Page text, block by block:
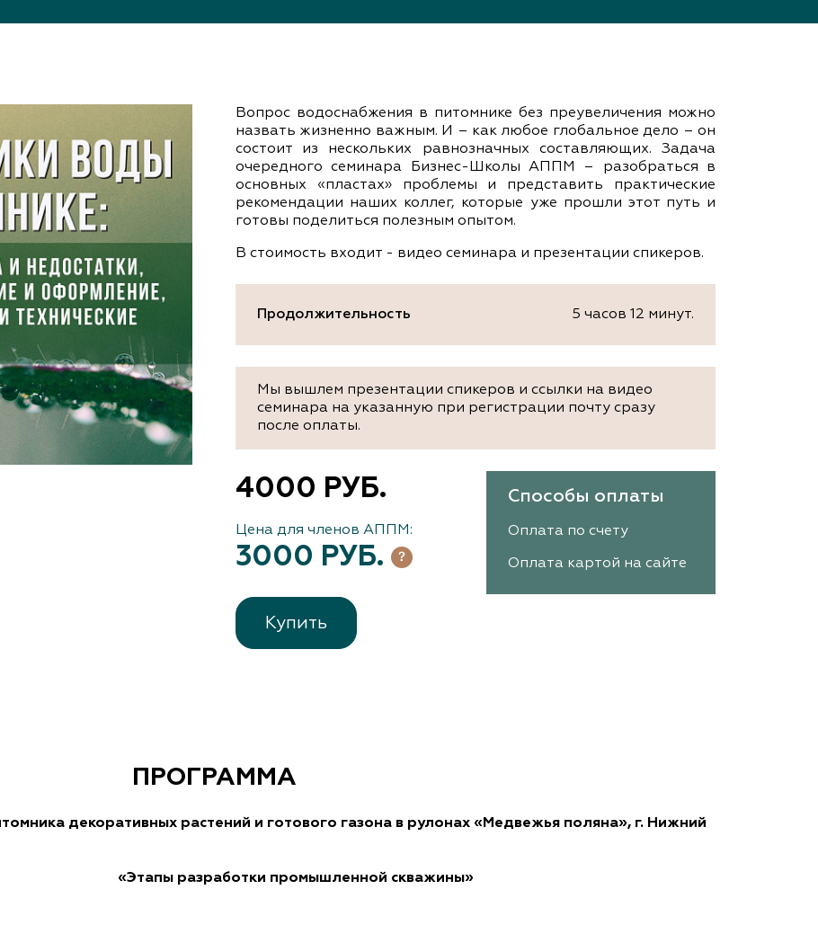
Членам ассоциации
Вопрос водоснабжения в питомнике без преувеличения можно
назвать жизненно важным. И – как любое глобальное дело – он
состоит из нескольких равнозначных составляющих. Задача
очередного семинара Бизнес-Школы АППМ – разобраться в
основных «пластах» проблемы и представить практические
рекомендации наших коллег, которые уже прошли этот путь и
готовы поделиться полезным опытом.
В стоимость входит - видео семинара и презентации спикеров.
Продолжительность 5 часов 12 минут.
Мы вышлем презентации спикеров и ссылки на видео
семинара на указанную при регистрации почту сразу
после оплаты.
4000 РУБ.
Цена для членов АППМ:
3000 РУБ.
Купить
Способы оплаты
Оплата по счету
Оплата картой на сайте
ПРОГРАММА
декоративных растений и готового газона в рулонах «Медвежья поляна», г. Нижний
«Этапы разработки промышленной скважины»